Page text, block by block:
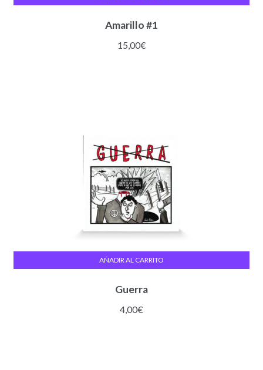
Amarillo #1
15,00€
Guerra
4,00€
AÑADIR AL CARRITO